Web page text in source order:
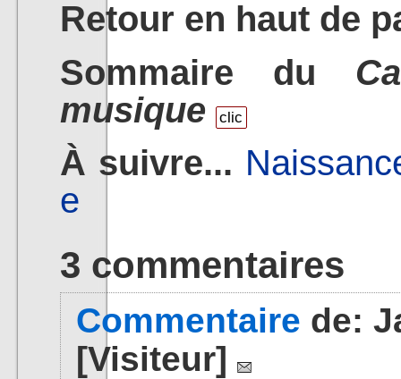
Retour en haut de
Sommaire du
musique
clic
À suivre...
e
3 commentaires
Commentaire de:
[Visiteur]